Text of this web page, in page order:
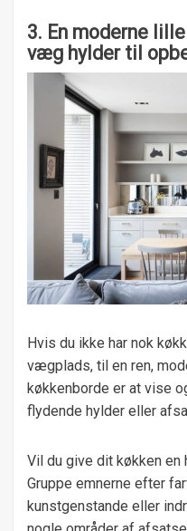
3. En moderne
væg hylder til
Hvis du ikke har nok
vægplads, til en ren,
køkkenborde er at vise
flydende hylder eller
Vil du give dit køkken
Gruppe emnerne efter
kunstgenstande eller